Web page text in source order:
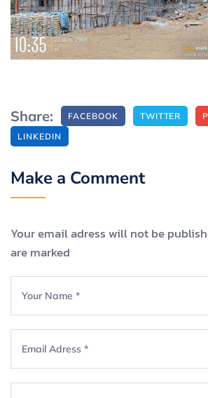
Share: FACEBOOK TWITTER
LINKEDIN
Make a Comment
Your email adress will not be
are marked